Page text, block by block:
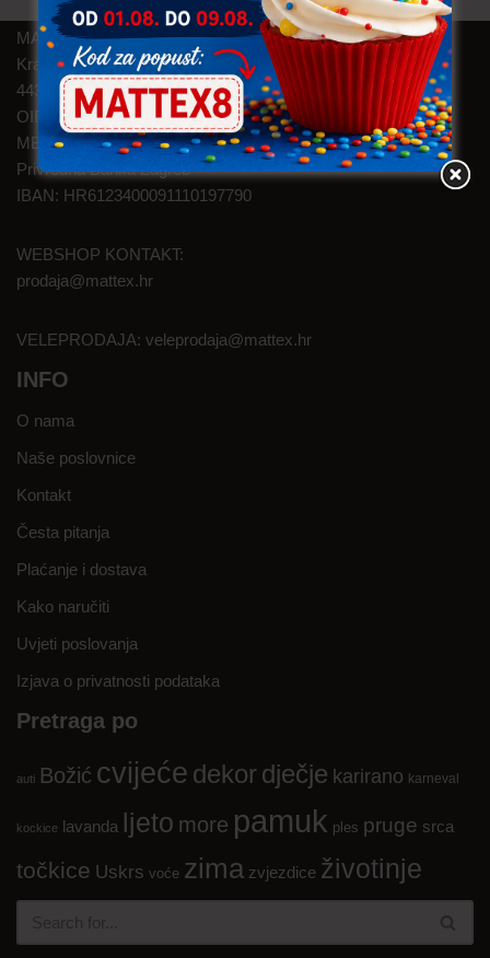
MAT TEXTILE d.o.o.
Kralja Zvonimira 46
44320 Kutina
OIB: 05145374626
MBS: 120003524
Privredna Banka Zagreb
IBAN: HR6123400091110197790
WEBSHOP KONTAKT:
prodaja@mattex.hr
VELEPRODAJA: veleprodaja@mattex.hr
INFO
O nama
Naše poslovnice
Kontakt
Česta pitanja
Plaćanje i dostava
Kako naručiti
Uvjeti poslovanja
Izjava o privatnosti podataka
Pretraga po
auti Božić cvijeće dekordječje karirano karneval
kockice lavanda ljeto more pamuk ples pruge srca
točkice Uskrs voće zima zvjezdice životinje